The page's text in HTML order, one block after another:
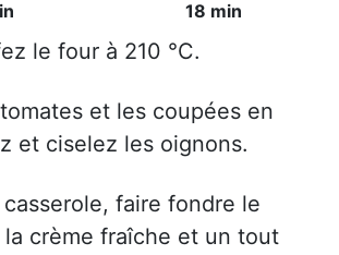
18 min
le four à 210 °C.
et les coupées en
et ciselez les oignons.
casserole, faire fondre le
la crème fraîche et un tout